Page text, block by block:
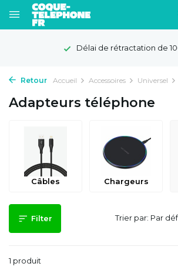
Délai de rétractation de
Retour Accueil Accessoires Universel
Adapteurs téléphone
Câbles Chargeurs
Filter
1 produit
Trier par: